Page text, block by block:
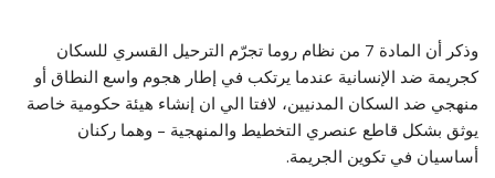
وذكر أن المادة 7 من نظام روما تجرّم الترحيل القسري للسكان
كجريمة ضد الإنسانية عندما يرتكب في إطار هجوم واسع النطاق أو
منهجي ضد السكان المدنيين، لافتا الي ان إنشاء هيئة حكومية خاصة
يوثق بشكل قاطع عنصري التخطيط والمنهجية – وهما ركنان
أساسيان في تكوين الجريمة.